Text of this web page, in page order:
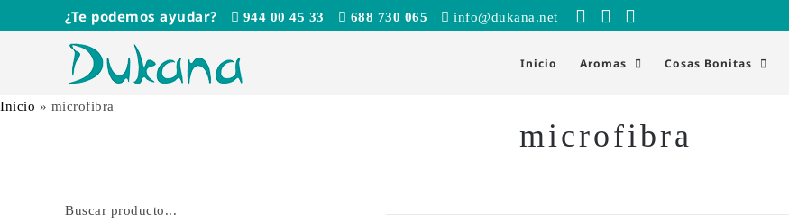
al
¿Te podemos ayudar? 944 00 45 33 688 730 065 info@dukana.net
Inicio Aromas Cosas Bonitas
Inicio » microfibra
microfibra
Buscar producto...